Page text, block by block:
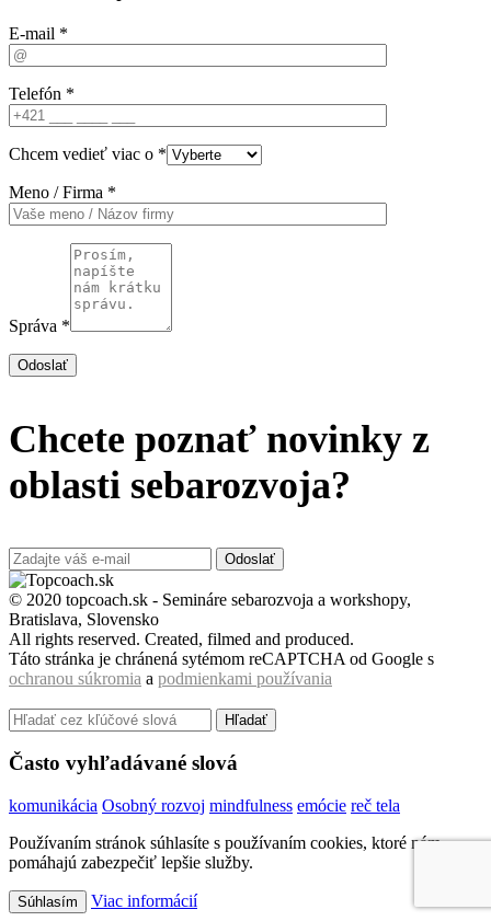
E-mail *
Telefón *
Chcem vedieť viac o *
Meno / Firma *
Správa *
Odoslať
Chcete poznať novinky z
oblasti sebarozvoja?
Odoslať
© 2020 topcoach.sk - Semináre sebarozvoja a workshopy,
Bratislava, Slovensko
All rights reserved. Created, filmed and produced.
Táto stránka je chránená sytémom reCAPTCHA od Google s
ochranou súkromia a podmienkami používania
Hľadať
Často vyhľadávané slová
komunikácia Osobný rozvoj mindfulness emócie reč tela
Používaním stránok súhlasíte s používaním cookies, ktoré nám
pomáhajú zabezpečiť lepšie služby.
Súhlasím Viac informácií